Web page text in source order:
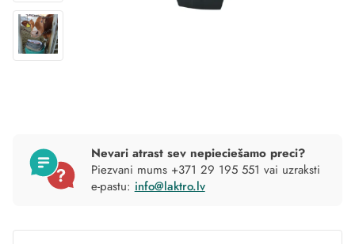
Nevari atrast sev nepieciešamo preci?
Piezvani mums +371 29 195 551 vai uzraksti
e-pastu: info@laktro.lv